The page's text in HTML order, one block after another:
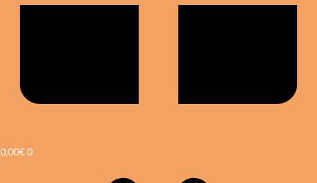
0,00€0